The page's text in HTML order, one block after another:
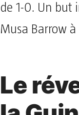
de 1-0. Un but
Musa Barrow
Le